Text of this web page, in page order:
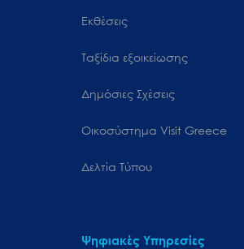
Εκθέσεις
Ταξίδια εξοικείωσης
Δημόσιες Σχέσεις
Oικοσύστημα Visit Greece
Δελτία Τύπου
Ψηφιακές Υπηρεσίες